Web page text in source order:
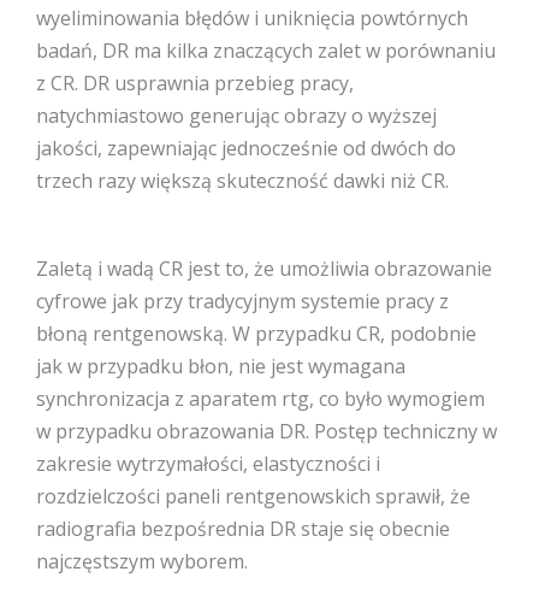
wyeliminowania błędów i uniknięcia powtórnych
badań, DR ma kilka znaczących zalet w porównaniu
z CR. DR usprawnia przebieg pracy,
natychmiastowo generując obrazy o wyższej
jakości, zapewniając jednocześnie od dwóch do
trzech razy większą skuteczność dawki niż CR.
Zaletą i wadą CR jest to, że umożliwia obrazowanie
cyfrowe jak przy tradycyjnym systemie pracy z
błoną rentgenowską. W przypadku CR, podobnie
jak w przypadku błon, nie jest wymagana
synchronizacja z aparatem rtg, co było wymogiem
w przypadku obrazowania DR. Postęp techniczny w
zakresie wytrzymałości, elastyczności i
rozdzielczości paneli rentgenowskich sprawił, że
radiografia bezpośrednia DR staje się obecnie
najczęstszym wyborem.